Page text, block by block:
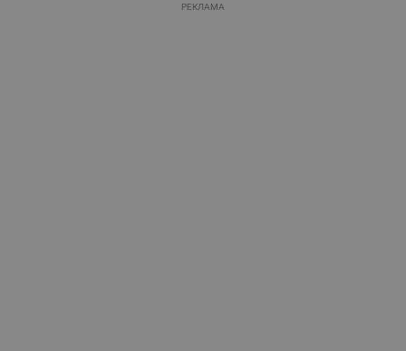
РЕКЛАМА